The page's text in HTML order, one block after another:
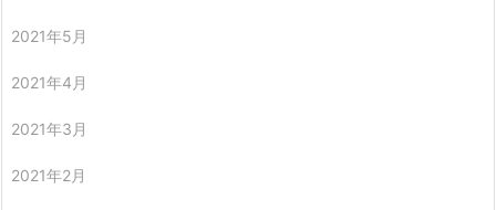
2021年5月
2021年4月
2021年3月
2021年2月